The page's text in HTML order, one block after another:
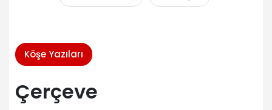
Köşe Yazıları
Çerçeve